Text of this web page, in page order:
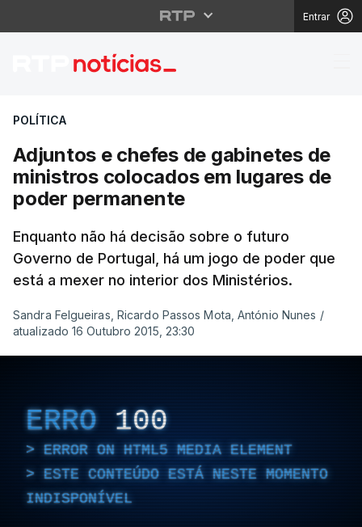
Entrar
Adjuntos e chefes de
POLÍTICA
Adjuntos e chefes de gabinetes de
ministros colocados em lugares de
poder permanente
Enquanto não há decisão sobre o futuro
Governo de Portugal, há um jogo de poder que
está a mexer no interior dos Ministérios.
Sandra Felgueiras, Ricardo Passos Mota, António Nunes /
atualizado 16 Outubro 2015, 23:30
ERRO 100
ERROR ON HTML5 MEDIA ELEMENT
ESTE CONTEÚDO ESTÁ NESTE MOMENTO
INDISPONÍVEL